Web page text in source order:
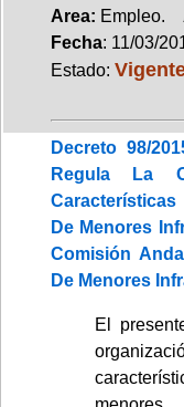
Area: Empleo.
Fecha: 11/03/
Estado:
Decreto 98/
Regula La
De Menores
Comisión
De Menores
El